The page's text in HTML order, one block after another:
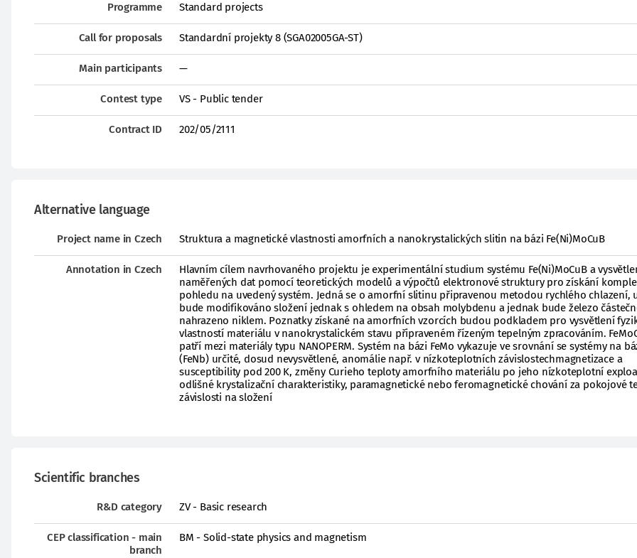
Programme Standard projects
Call for proposals Standardní projekty 8 (SGA02005GA-ST)
Main participants —
Contest type VS - Public tender
Contract ID 202/05/2111
Alternative language
Project name in Czech Struktura a magnetické vlastnosti amorfních a nanokrystalických slitin na bázi Fe(Ni)MoCuB
Annotation in Czech
Hlavním cílem navrhovaného projektu je experimentální studium systému Fe(Ni)MoCuB a
naměřených dat pomocí teoretických modelů a výpočtů elektronové struktury pro získání
pohledu na uvedený systém. Jedná se o amorfní slitinu připravenou metodou rychlého chlazení,
bude modifikováno složení jednak s ohledem na obsah molybdenu a jednak bude železo
nahrazeno niklem. Poznatky získané na amorfních vzorcích budou podkladem pro vysvětlení
vlastností materiálu v nanokrystalickém stavu připraveném řízeným tepelným zpracováním.
patří mezi materiály typu NANOPERM. Systém na bázi FeMo vykazuje ve srovnání se systémy na
(FeNb) určité, dosud nevysvětlené, anomálie např. v nízkoteplotních závislostechmagnetizace a
susceptibility pod 200 K, změny Curieho teploty amorfního materiálu po jeho nízkoteplotní
odlišné krystalizační charakteristiky, paramagnetické nebo feromagnetické chování za pokojové
závislosti na složení
Scientific branches
R&D category ZV - Basic research
CEP classification - main
branch
BM - Solid-state physics and magnetism